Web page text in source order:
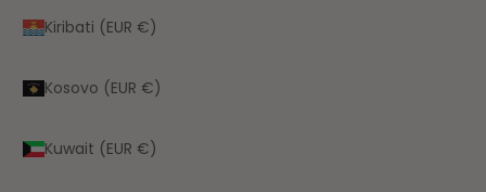
Kiribati (EUR €)
Kosovo (EUR €)
Kuwait (EUR €)